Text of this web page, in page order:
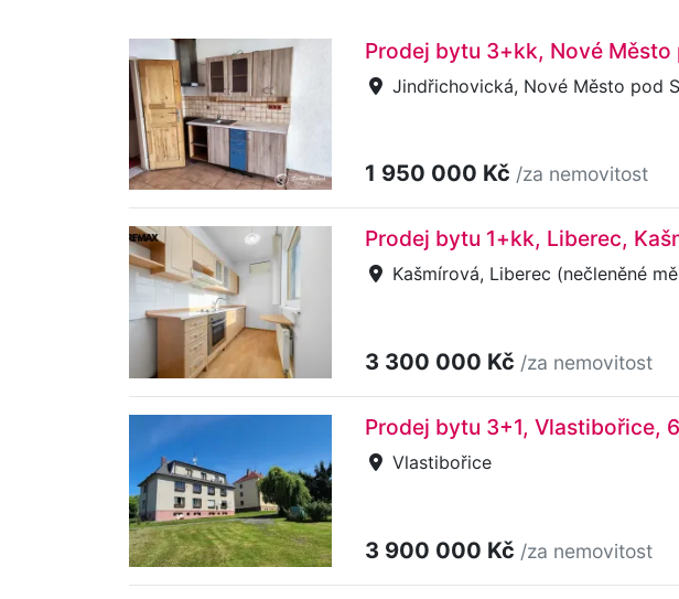
Prodej bytu 3+kk, Nové
Jindřichovická, Nové Město pod
1 950 000 Kč /za nemovitost
Prodej bytu 1+kk, Liberec,
Kašmírová, Liberec (nečleněné
3 300 000 Kč /za nemovitost
Prodej bytu 3+1, Vlastibořice,
Vlastibořice
3 900 000 Kč /za nemovitost